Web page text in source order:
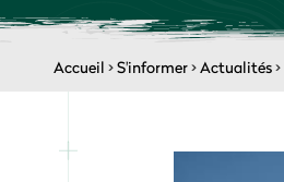
Accueil >S'informer>Actualités>